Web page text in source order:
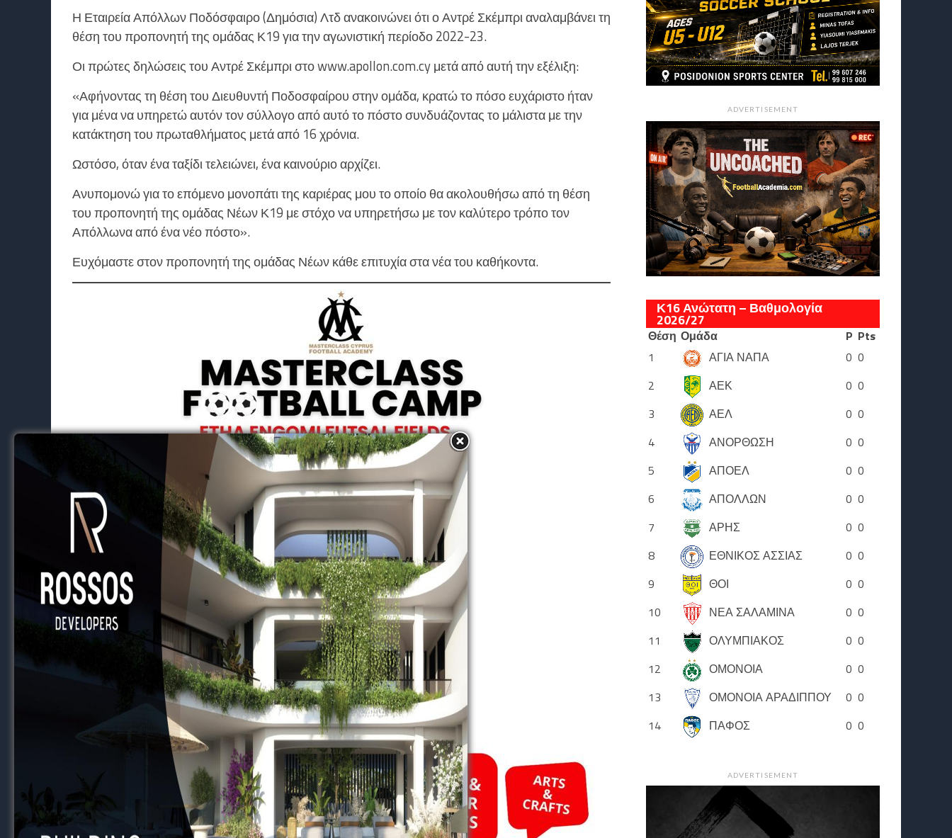
Η Εταιρεία Απόλλων Ποδόσφαιρο (Δημόσια) Λτδ ανακοινώνει ότι ο Αντρέ Σκέμπρι αναλαμβάνει τη
θέση του προπονητή της ομάδας Κ19 για την αγωνιστική περίοδο 2022-23.
Οι πρώτες δηλώσεις του Αντρέ Σκέμπρι στο www.apollon.com.cy μετά από αυτή την εξέλιξη:
«Αφήνοντας τη θέση του Διευθυντή Ποδοσφαίρου στην ομάδα, κρατώ το πόσο ευχάριστο ήταν
για μένα να υπηρετώ αυτόν τον σύλλογο από αυτό το πόστο συνδυάζοντας το μάλιστα με την
κατάκτηση του πρωταθλήματος μετά από 16 χρόνια.
Ωστόσο, όταν ένα ταξίδι τελειώνει, ένα καινούριο αρχίζει.
Ανυπομονώ για το επόμενο μονοπάτι της καριέρας μου το οποίο θα ακολουθήσω από τη θέση
του προπονητή της ομάδας Νέων Κ19 με στόχο να υπηρετήσω με τον καλύτερο τρόπο τον
Απόλλωνα από ένα νέο πόστο».
Ευχόμαστε στον προπονητή της ομάδας Νέων κάθε επιτυχία στα νέα του καθήκοντα.
ADVERTISEMENT
Κ16 Ανώτατη – Βαθμολογία
2026/27
Θέση Ομάδα P Pts
1
ΑΓΙΑ ΝΑΠΑ 0 0
2
ΑΕΚ 0 0
3
ΑΕΛ 0 0
4
ΑΝΟΡΘΩΣΗ 0 0
5
ΑΠΟΕΛ 0 0
6
ΑΠΟΛΛΩΝ 0 0
7
ΑΡΗΣ 0 0
8
ΕΘΝΙΚΟΣ ΑΣΣΙΑΣ 0 0
9
ΘΟΙ 0 0
10
ΝΕΑ ΣΑΛΑΜΙΝΑ 0 0
11
ΟΛΥΜΠΙΑΚΟΣ 0 0
12
ΟΜΟΝΟΙΑ 0 0
13
ΟΜΟΝΟΙΑ ΑΡΑΔΙΠΠΟΥ 0 0
14
ΠΑΦΟΣ 0 0
ADVERTISEMENT